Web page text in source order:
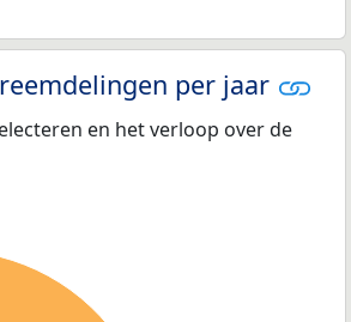
per jaar
en het verloop over de